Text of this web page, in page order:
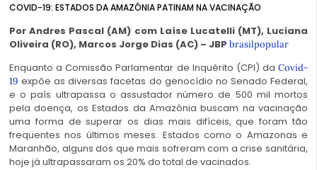
COVID-19: ESTADOS DA AMAZÔNIA PATINAM NA VACINAÇÃO
Por Andres Pascal (AM) com Laíse Lucatelli (MT), Luciana
Oliveira (RO), Marcos Jorge Dias (AC) – JBP brasilpopular
Enquanto a Comissão Parlamentar de Inquérito (CPI) da Covid-
19 expõe as diversas facetas do genocídio no Senado Federal,
e o país ultrapassa o assustador número de 500 mil mortos
pela doença, os Estados da Amazônia buscam na vacinação
uma forma de superar os dias mais difíceis, que foram tão
frequentes nos últimos meses. Estados como o Amazonas e
Maranhão, alguns dos que mais sofreram com a crise sanitária,
hoje já ultrapassaram os 20% do total de vacinados.